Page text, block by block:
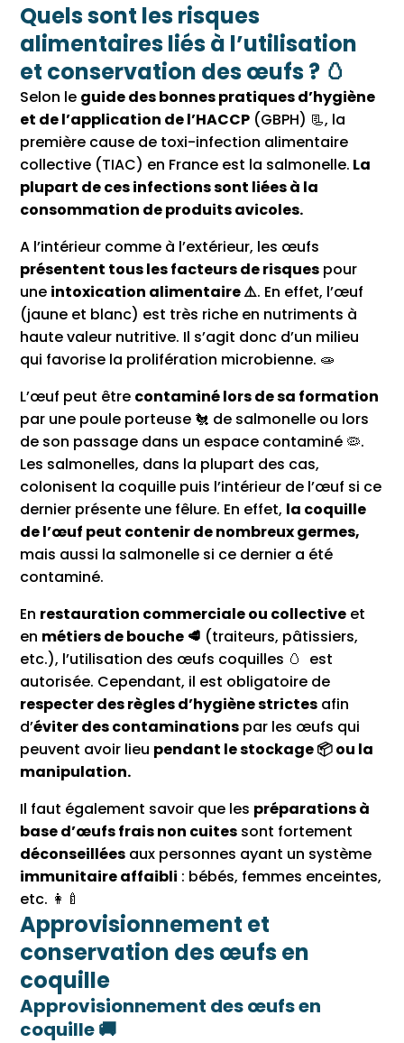
Quels sont les risques
alimentaires liés à l’utilisation
et conservation des œufs ? 🥚
Selon le guide des bonnes pratiques d’hygiène
et de l’application de l’HACCP (GBPH) 📃, la
première cause de toxi-infection alimentaire
collective (TIAC) en France est la salmonelle. La
plupart de ces infections sont liées à la
consommation de produits avicoles.
A l’intérieur comme à l’extérieur, les œufs
présentent tous les facteurs de risques pour
une intoxication alimentaire ⚠️. En effet, l’œuf
(jaune et blanc) est très riche en nutriments à
haute valeur nutritive. Il s’agit donc d’un milieu
qui favorise la prolifération microbienne. 🧫️
L’œuf peut être contaminé lors de sa formation
par une poule porteuse 🐔 de salmonelle ou lors
de son passage dans un espace contaminé 🦠.
Les salmonelles, dans la plupart des cas,
colonisent la coquille puis l’intérieur de l’œuf si ce
dernier présente une fêlure. En effet, la coquille
de l’œuf peut contenir de nombreux germes,
mais aussi la salmonelle si ce dernier a été
contaminé.
En restauration commerciale ou collective et
en métiers de bouche 🥩 (traiteurs, pâtissiers,
etc.), l’utilisation des œufs coquilles 🥚 est
autorisée. Cependant, il est obligatoire de
respecter des règles d’hygiène strictes afin
d’éviter des contaminations par les œufs qui
peuvent avoir lieu pendant le stockage 📦 ou la
manipulation.
Il faut également savoir que les préparations à
base d’œufs frais non cuites sont fortement
déconseillées aux personnes ayant un système
immunitaire affaibli : bébés, femmes enceintes,
etc. 👩‍🍼
Approvisionnement et
conservation des œufs en
coquille
Approvisionnement des œufs en
coquille 🚚